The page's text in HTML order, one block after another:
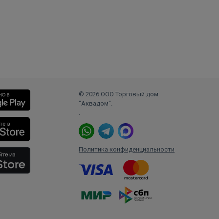
© 2026 ООО Торговый дом
"Аквадом".
.
Политика конфиденциальности